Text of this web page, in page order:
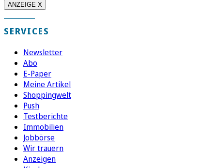
ANZEIGE X
SERVICES
Newsletter
Abo
E-Paper
Meine Artikel
Shoppingwelt
Push
Testberichte
Immobilien
Jobbörse
Wir trauern
Anzeigen